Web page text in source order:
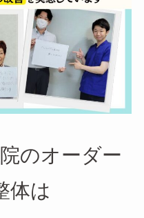
のオーダー
体は